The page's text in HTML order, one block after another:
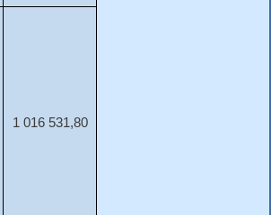
1 016 531,80